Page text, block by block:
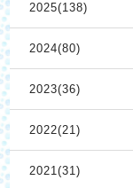
2025(138)
2024(80)
2023(36)
2022(21)
2021(31)